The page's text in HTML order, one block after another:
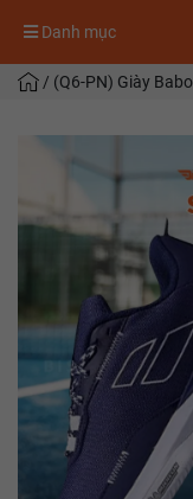
Danh mục
/ (Q6-PN) Giày